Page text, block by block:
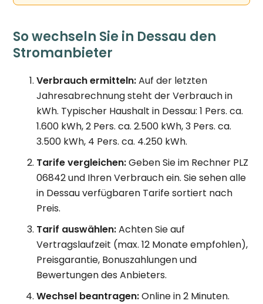
So wechseln Sie in Dessau den
Stromanbieter
Verbrauch ermitteln:Auf der letzten
Jahresabrechnung steht der Verbrauch in
kWh. Typischer Haushalt in Dessau: 1 Pers. ca.
1.600 kWh, 2 Pers. ca. 2.500 kWh, 3 Pers. ca.
3.500 kWh, 4 Pers. ca. 4.250 kWh.
Tarife vergleichen:Geben Sie im Rechner PLZ
06842 und Ihren Verbrauch ein. Sie sehen alle
in Dessau verfügbaren Tarife sortiert nach
Preis.
Tarif auswählen:Achten Sie auf
Vertragslaufzeit (max. 12 Monate empfohlen),
Preisgarantie, Bonuszahlungen und
Bewertungen des Anbieters.
Wechsel beantragen:Online in 2 Minuten.